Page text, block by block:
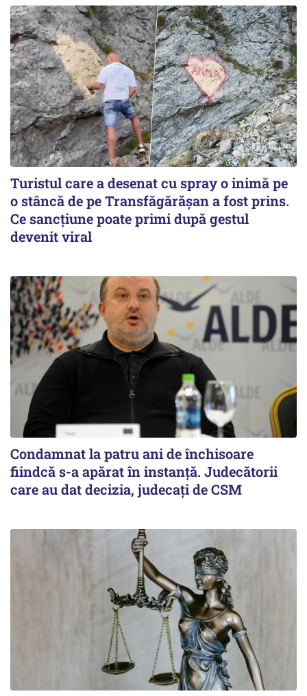
Turistul care a desenat cu spray o inimă pe
o stâncă de pe Transfăgărășan a fost prins.
Ce sancțiune poate primi după gestul
devenit viral
Condamnat la patru ani de închisoare
fiindcă s-a apărat în instanță. Judecătorii
care au dat decizia, judecați de CSM